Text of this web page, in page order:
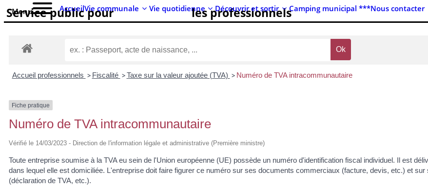
Menu AccueilVie communale Vie quotidienne Découvrir et sortir Camping municipal ***Nous contacter
Service public pour les professionnels
Accueil professionnels > Fiscalité > Taxe sur la valeur ajoutée (TVA) > Numéro de TVA intracommunautaire
Fiche pratique
Numéro de TVA intracommunautaire
Vérifié le 14/03/2023 - Direction de l'information légale et administrative (Première ministre)
Toute entreprise soumise à la TVA eu sein de l'Union européenne (UE) possède un numéro d'identification fiscal individuel. Il est
dans lequel elle est domiciliée. L'entreprise doit faire figurer ce numéro sur ses documents commerciaux (facture, devis, etc.) et
(déclaration de TVA, etc.).